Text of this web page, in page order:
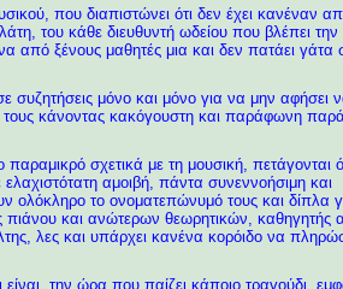
που διαπιστώνει ότι δεν έχει κανέναν
του κάθε διευθυντή ωδείου που βλέπει την
από ξένους μαθητές μια και δεν πατάει γάτα
συζητήσεις μόνο και μόνο για να μην αφήσει
τους κάνοντας κακόγουστη και παράφωνη
σχετικά με τη μουσική, πετάγονται
αμοιβή, πάντα συνεννοήσιμη και
ολόκληρο το ονοματεπώνυμό τους και δίπλα
και ανώτερων θεωρητικών, καθηγητής
λες και υπάρχει κανένα κορόιδο να
την ώρα που παίζει κάποιο τραγούδι,